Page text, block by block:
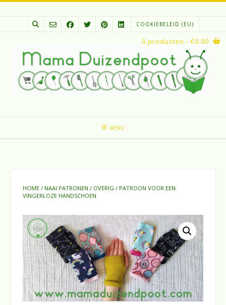
Spring
COOKIEBELEID (EU)
MENU
0 producten - €0.00
HOME / NAAI PATRONEN / OVERIG / PATROON VOOR EEN
VINGERLOZE HANDSCHOEN